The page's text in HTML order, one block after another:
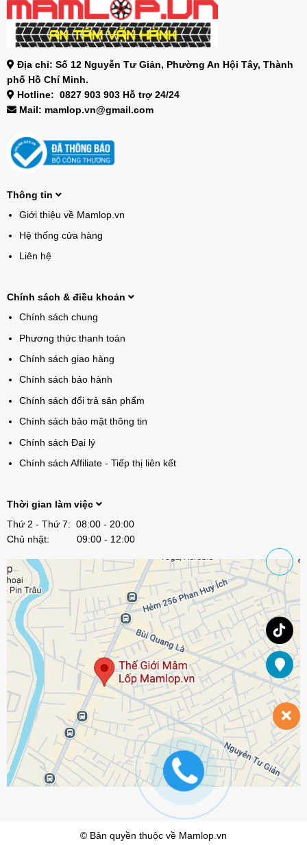
Địa chỉ: Số 12 Nguyễn Tư Giản, Phường An Hội Tây, Thành
phố Hồ Chí Minh.
Hotline: 0827 903 903 Hỗ trợ 24/24
Mail: mamlop.vn@gmail.com
Thông tin
Giới thiệu về Mamlop.vn
Hệ thống cửa hàng
Liên hệ
Chính sách & điều khoản
Chính sách chung
Phương thức thanh toán
Chính sách giao hàng
Chính sách bảo hành
Chính sách đổi trả sản phẩm
Chính sách bảo mật thông tin
Chính sách Đại lý
Chính sách Affiliate - Tiếp thị liên kết
Thời gian làm việc
Thứ 2 - Thứ 7: 08:00 - 20:00
Chủ nhật: 09:00 - 12:00
© Bản quyền thuộc về Mamlop.vn